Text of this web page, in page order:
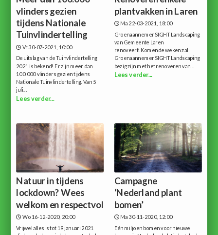
vlinders gezien
tijdens Nationale
Tuinvlindertelling
Vr 30-07-2021, 10:00
De uitslag van de Tuinvlindertelling
2021 is bekend! Er zijn meer dan
100.000 vlinders gezien tijdens
Nationale Tuinvlindertelling. Van 5
juli...
Lees verder...
plantvakken in Laren
Ma 22-03-2021, 18:00
Groenaannemer SIGHT Landscaping
van Gemeente Laren
renoveert!Komende weken zal
Groenaannemer SIGHT Landscaping
bezig zijn met het renoveren van...
Lees verder...
Natuur in tijdens
lockdown? Wees
welkom en respectvol
Wo 16-12-2020, 20:00
Vrijwel alles is tot 19 januari 2021
Campagne
‘Nederland plant
bomen’
Ma 30-11-2020, 12:00
Eén miljoen bomen voor nieuwe